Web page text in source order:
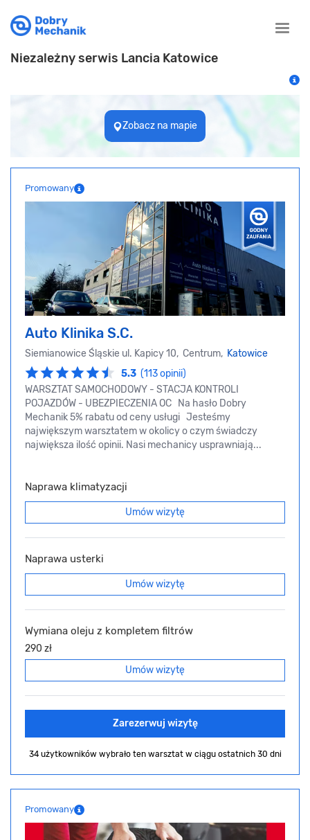
Toggle
Niezależny serwis Lancia Katowice
Zobacz na mapie
Promowany
Auto Klinika S.C.
Siemianowice Śląskie ul. Kapicy 10, Centrum, Katowice
5.3 (113 opinii)
WARSZTAT SAMOCHODOWY - STACJA KONTROLI
POJAZDÓW - UBEZPIECZENIA OC Na hasło Dobry
Mechanik 5% rabatu od ceny usługi Jesteśmy
największym warsztatem w okolicy o czym świadczy
największa ilość opinii. Nasi mechanicy usprawniają...
Naprawa klimatyzacji
Umów wizytę
Naprawa usterki
Umów wizytę
Wymiana oleju z kompletem filtrów
290 zł
Umów wizytę
Zarezerwuj wizytę
34 użytkowników wybrało ten warsztat w ciągu ostatnich 30 dni
Promowany